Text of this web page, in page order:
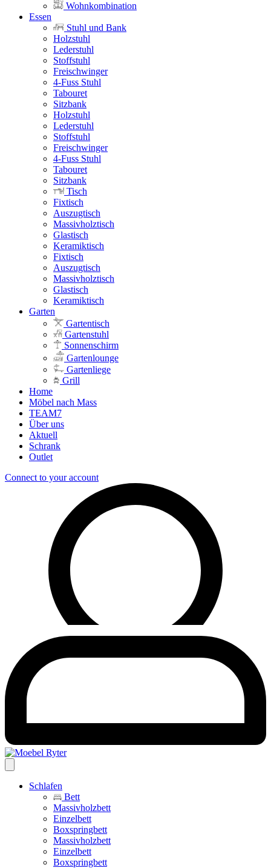
Wohnkombination
Essen
Stuhl und Bank
Holzstuhl
Lederstuhl
Stoffstuhl
Freischwinger
4-Fuss Stuhl
Tabouret
Sitzbank
Holzstuhl
Lederstuhl
Stoffstuhl
Freischwinger
4-Fuss Stuhl
Tabouret
Sitzbank
Tisch
Fixtisch
Auszugtisch
Massivholztisch
Glastisch
Keramiktisch
Fixtisch
Auszugtisch
Massivholztisch
Glastisch
Keramiktisch
Garten
Gartentisch
Gartenstuhl
Sonnenschirm
Gartenlounge
Gartenliege
Grill
Home
Möbel nach Mass
TEAM7
Über uns
Aktuell
Schrank
Outlet
Connect to your account
Schlafen
Bett
Massivholzbett
Einzelbett
Boxspringbett
Massivholzbett
Einzelbett
Boxspringbett